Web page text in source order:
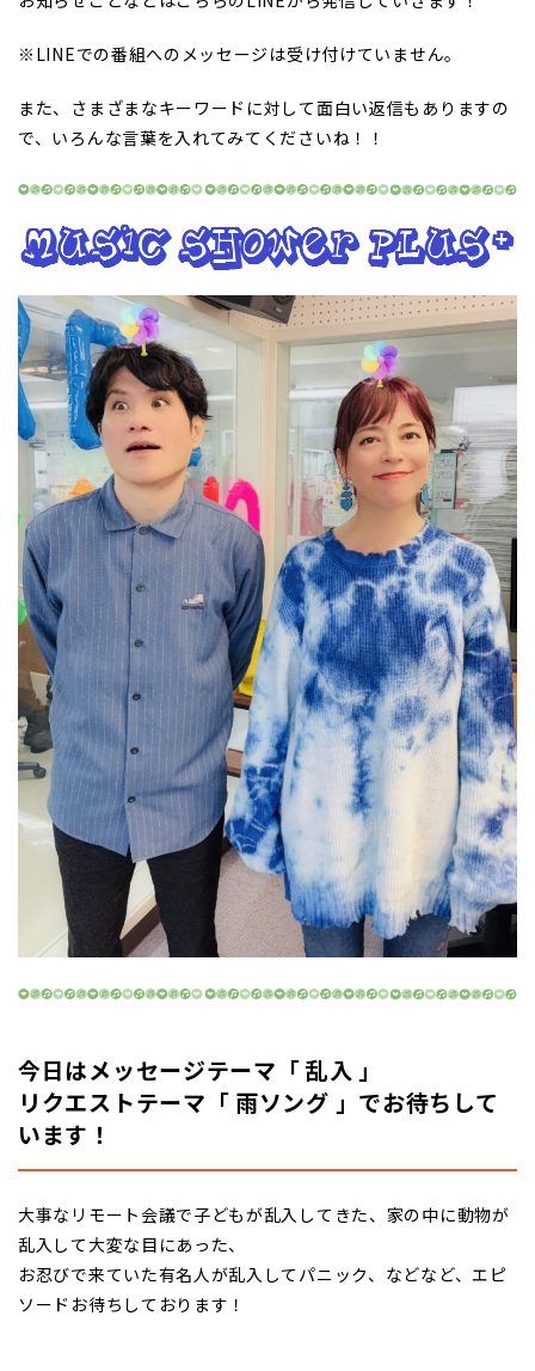
※LINEでの番組へのメッセージは受け付けていません。
また、さまざまなキーワードに対して面白い返信もありますの
で、いろんな言葉を入れてみてくださいね！！
今日はメッセージテーマ「 乱入 」
リクエストテーマ「 雨ソング 」でお待ちして
います！
大事なリモート会議で子どもが乱入してきた、家の中に動物が
乱入して大変な目にあった、
お忍びで来ていた有名人が乱入してパニック、などなど、エピ
ソードお待ちしております！